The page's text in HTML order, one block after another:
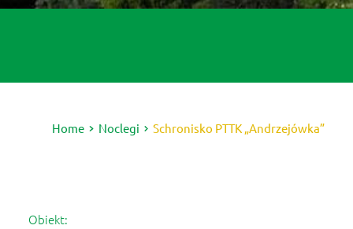
Home Noclegi Schronisko PTTK „Andrzejówka”
Obiekt: